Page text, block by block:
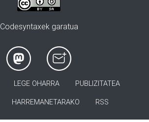
Codesyntaxek garatua
LEGE OHARRA PUBLIZITATEA
HARREMANETARAKO RSS